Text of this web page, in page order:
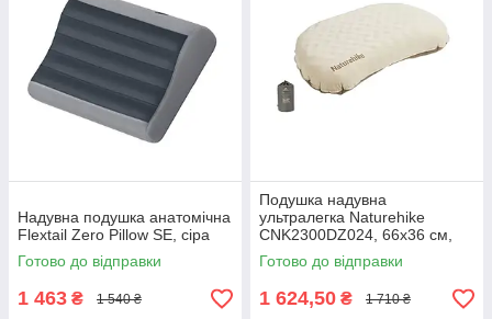
Надувна подушка анатомічна
Flextail Zero Pillow SE, сіра
Готово до відправки
1 463 ₴ 1 540 ₴
Подушка надувна
ультралегка Naturehike
CNK2300DZ024, 66х36 см,
бежева
Готово до відправки
1 624,50 ₴ 1 710 ₴